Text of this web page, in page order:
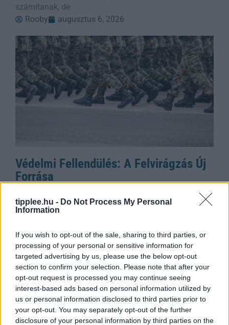
tipplee.hu - Do Not Process My Personal
Information
If you wish to opt-out of the sale, sharing to third parties, or
processing of your personal or sensitive information for
targeted advertising by us, please use the below opt-out
section to confirm your selection. Please note that after your
opt-out request is processed you may continue seeing
interest-based ads based on personal information utilized by
us or personal information disclosed to third parties prior to
your opt-out. You may separately opt-out of the further
disclosure of your personal information by third parties on the
számítanak, de
Rooby
augusztus 6, 2026
Védelmi Fellendülés: A Felvirágzás Új
Forrása
csupán az ország védelmeként, hanem a gazdasági
növekedés motorjaként is beállítja a katonai
Rooby
augusztus 6, 2026